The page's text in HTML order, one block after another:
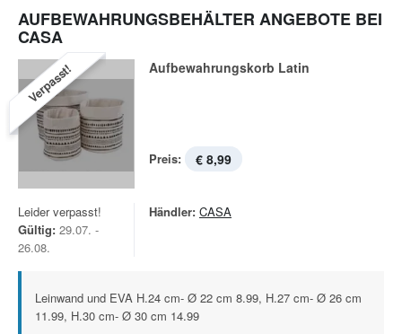
AUFBEWAHRUNGSBEHÄLTER ANGEBOTE BEI
CASA
Verpasst! Aufbewahrungskorb Latin
Preis: € 8,99
Leider verpasst!
Gültig: 29.07. -
26.08.
Händler: CASA
Leinwand und EVA H.24 cm- Ø 22 cm 8.99, H.27 cm- Ø 26 cm
11.99, H.30 cm- Ø 30 cm 14.99